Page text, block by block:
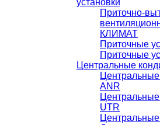
установки
Приточно-
КЛИМАТ
Приточные
Приточные
Центральные
ANR
UTR